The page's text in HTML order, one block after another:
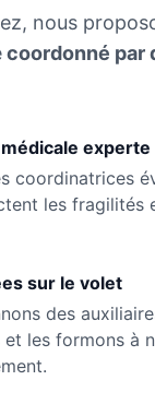
, nous
coordonné par
experte
coordinatrices
les fragilités
sur le volet
des
et les formons à